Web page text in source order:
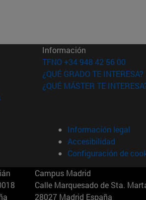
ventana)
ventana)
nueva ventana)
(abre en nueva ventana)
en nueva ventana)
Información
TFNO +34 948 42 56 00
¿QUÉ GRADO TE INTERESA?
¿QUÉ MÁSTER TE
Información legal
Accesibilidad
Configuración de
Campus Madrid
Calle Marquesado de Sta.
28027 Madrid España